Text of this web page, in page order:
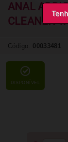
ANAL
CLEANER
Código: 00033481
DISPONÍVEL